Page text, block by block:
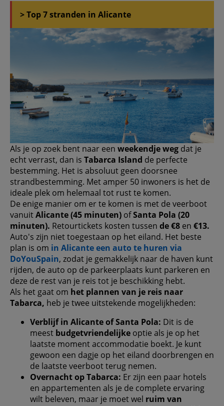
> Top 7 stranden in Alicante
Als je op zoek bent naar een weekendje weg dat je
echt verrast, dan is Tabarca Island de perfecte
bestemming. Het is absoluut geen doorsnee
strandbestemming. Met amper 50 inwoners is het de
ideale plek om helemaal tot rust te komen.
De enige manier om er te komen is met de veerboot
vanuitAlicante (45 minuten) ofSanta Pola (20
minuten). Retourtickets kosten tussen de €8 en €13.
Auto's zijn niet toegestaan ​​op het eiland. Het beste
plan is om in Alicante een auto te huren via
DoYouSpain, zodat je gemakkelijk naar de haven kunt
rijden, de auto op de parkeerplaats kunt parkeren en
deze de rest van je reis tot je beschikking hebt.
Als het gaat om het plannen van je reis naar
Tabarca, heb je twee uitstekende mogelijkheden:
Verblijf in Alicante of Santa Pola: Dit is de
meest budgetvriendelijke optie als je op het
laatste moment accommodatie boekt. Je kunt
gewoon een dagje op het eiland doorbrengen en
de laatste veerboot terug nemen.
Overnacht op Tabarca: Er zijn een paar hotels
en appartementen als je de complete ervaring
wilt beleven, maar je moet wel ruim van